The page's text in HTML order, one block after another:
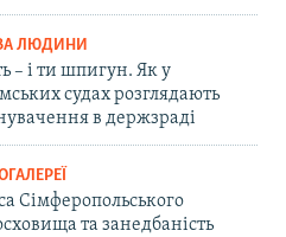
ЛЮДИНИ
– і ти шпигун. Як у
судах розглядають
в держзраді
Сімферопольського
та занедбаність